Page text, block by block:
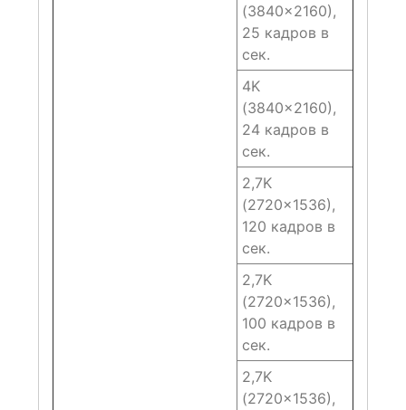
(3840×2160),
25 кадров в
сек.
4K
(3840×2160),
24 кадров в
сек.
2,7K
(2720×1536),
120 кадров в
сек.
2,7K
(2720×1536),
100 кадров в
сек.
2,7K
(2720×1536),